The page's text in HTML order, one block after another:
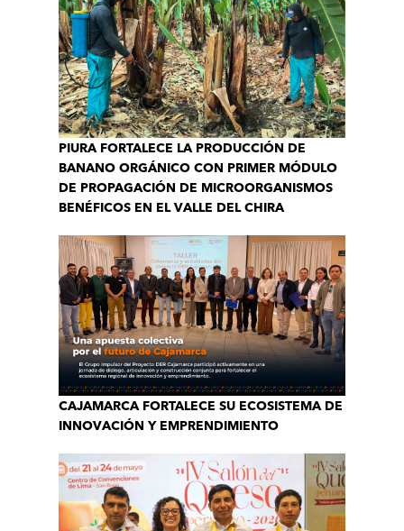
PIURA FORTALECE LA PRODUCCIÓN DE
BANANO ORGÁNICO CON PRIMER MÓDULO
DE PROPAGACIÓN DE MICROORGANISMOS
BENÉFICOS EN EL VALLE DEL CHIRA
CAJAMARCA FORTALECE SU ECOSISTEMA DE
INNOVACIÓN Y EMPRENDIMIENTO